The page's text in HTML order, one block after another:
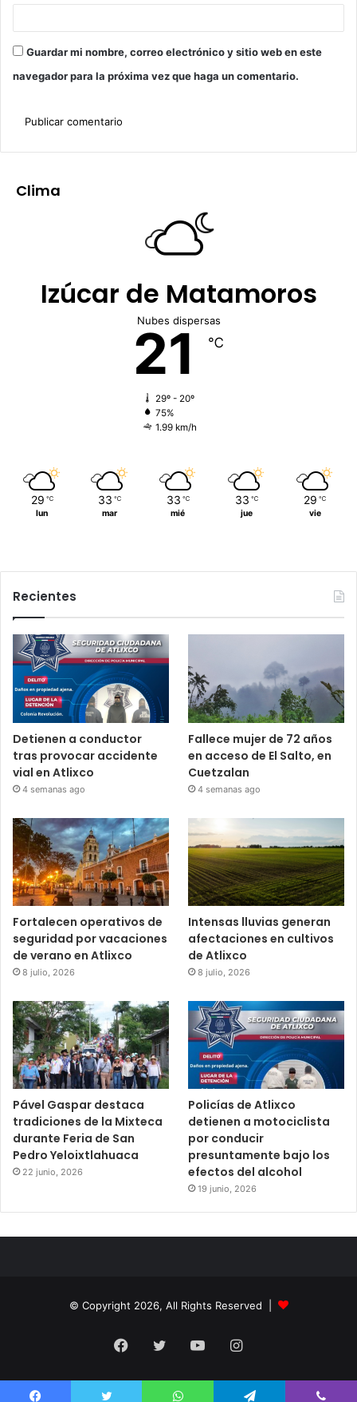
Guardar mi nombre, correo electrónico y sitio web en este
navegador para la próxima vez que haga un comentario.
Clima
Izúcar de Matamoros
Nubes dispersas
21 ℃
29º - 20º
75%
1.99 km/h
29 ℃
lun
33 ℃
mar
33 ℃
mié
33 ℃
jue
29 ℃
vie
Recientes
Detienen a conductor
tras provocar accidente
vial en Atlixco
4 semanas ago
Fallece mujer de 72 años
en acceso de El Salto, en
Cuetzalan
4 semanas ago
Fortalecen operativos de
seguridad por vacaciones
de verano en Atlixco
8 julio, 2026
Intensas lluvias generan
afectaciones en cultivos
de Atlixco
8 julio, 2026
Pável Gaspar destaca
tradiciones de la Mixteca
durante Feria de San
Pedro Yeloixtlahuaca
22 junio, 2026
Policías de Atlixco
detienen a motociclista
por conducir
presuntamente bajo los
efectos del alcohol
19 junio, 2026
© Copyright 2026, All Rights Reserved |
Facebook
TwitterYouTubeInstagram